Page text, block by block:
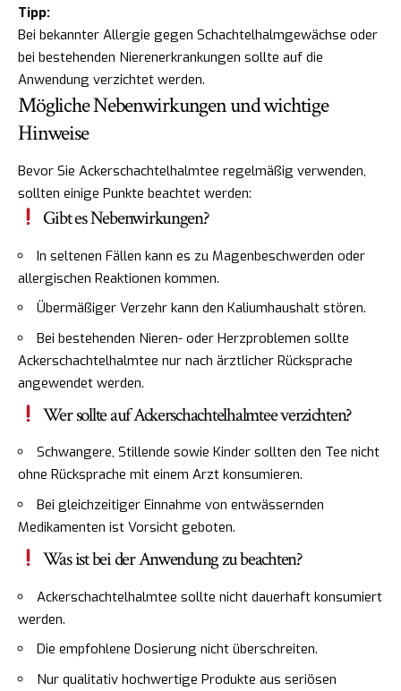
Tipp:
Bei bekannter Allergie gegen Schachtelhalmgewächse oder
bei bestehenden Nierenerkrankungen sollte auf die
Anwendung verzichtet werden.
Mögliche Nebenwirkungen und wichtige
Hinweise
Bevor Sie Ackerschachtelhalmtee regelmäßig verwenden,
sollten einige Punkte beachtet werden:
Gibt es Nebenwirkungen?
In seltenen Fällen kann es zu Magenbeschwerden oder
allergischen Reaktionen kommen.
Übermäßiger Verzehr kann den Kaliumhaushalt stören.
Bei bestehenden Nieren- oder Herzproblemen sollte
Ackerschachtelhalmtee nur nach ärztlicher Rücksprache
angewendet werden.
Wer sollte auf Ackerschachtelhalmtee verzichten?
Schwangere, Stillende sowie Kinder sollten den Tee nicht
ohne Rücksprache mit einem Arzt konsumieren.
Bei gleichzeitiger Einnahme von entwässernden
Medikamenten ist Vorsicht geboten.
Was ist bei der Anwendung zu beachten?
Ackerschachtelhalmtee sollte nicht dauerhaft konsumiert
werden.
Die empfohlene Dosierung nicht überschreiten.
Nur qualitativ hochwertige Produkte aus seriösen